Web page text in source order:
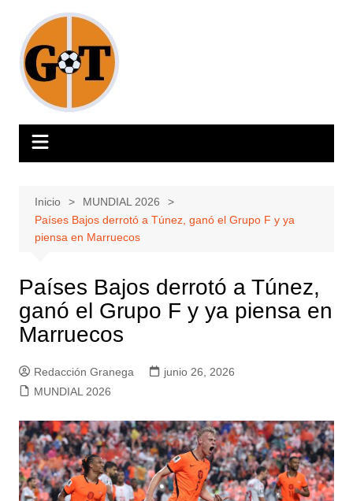
contenido
Inicio
MUNDIAL 2026
Países Bajos derrotó a Túnez, ganó el Grupo F y ya
piensa en Marruecos
Países Bajos derrotó a Túnez,
ganó el Grupo F y ya piensa en
Marruecos
Redacción Granega
junio 26, 2026
MUNDIAL 2026